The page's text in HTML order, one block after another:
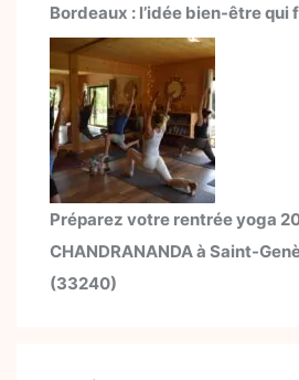
Bordeaux : l’idée bien-être
Préparez votre rentrée yoga
CHANDRANANDA à Saint-
(33240)